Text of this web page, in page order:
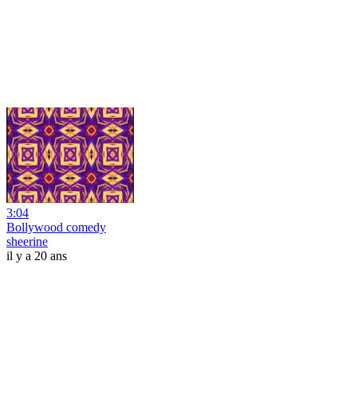
3:04
Bollywood comedy
sheerine
il y a 20 ans